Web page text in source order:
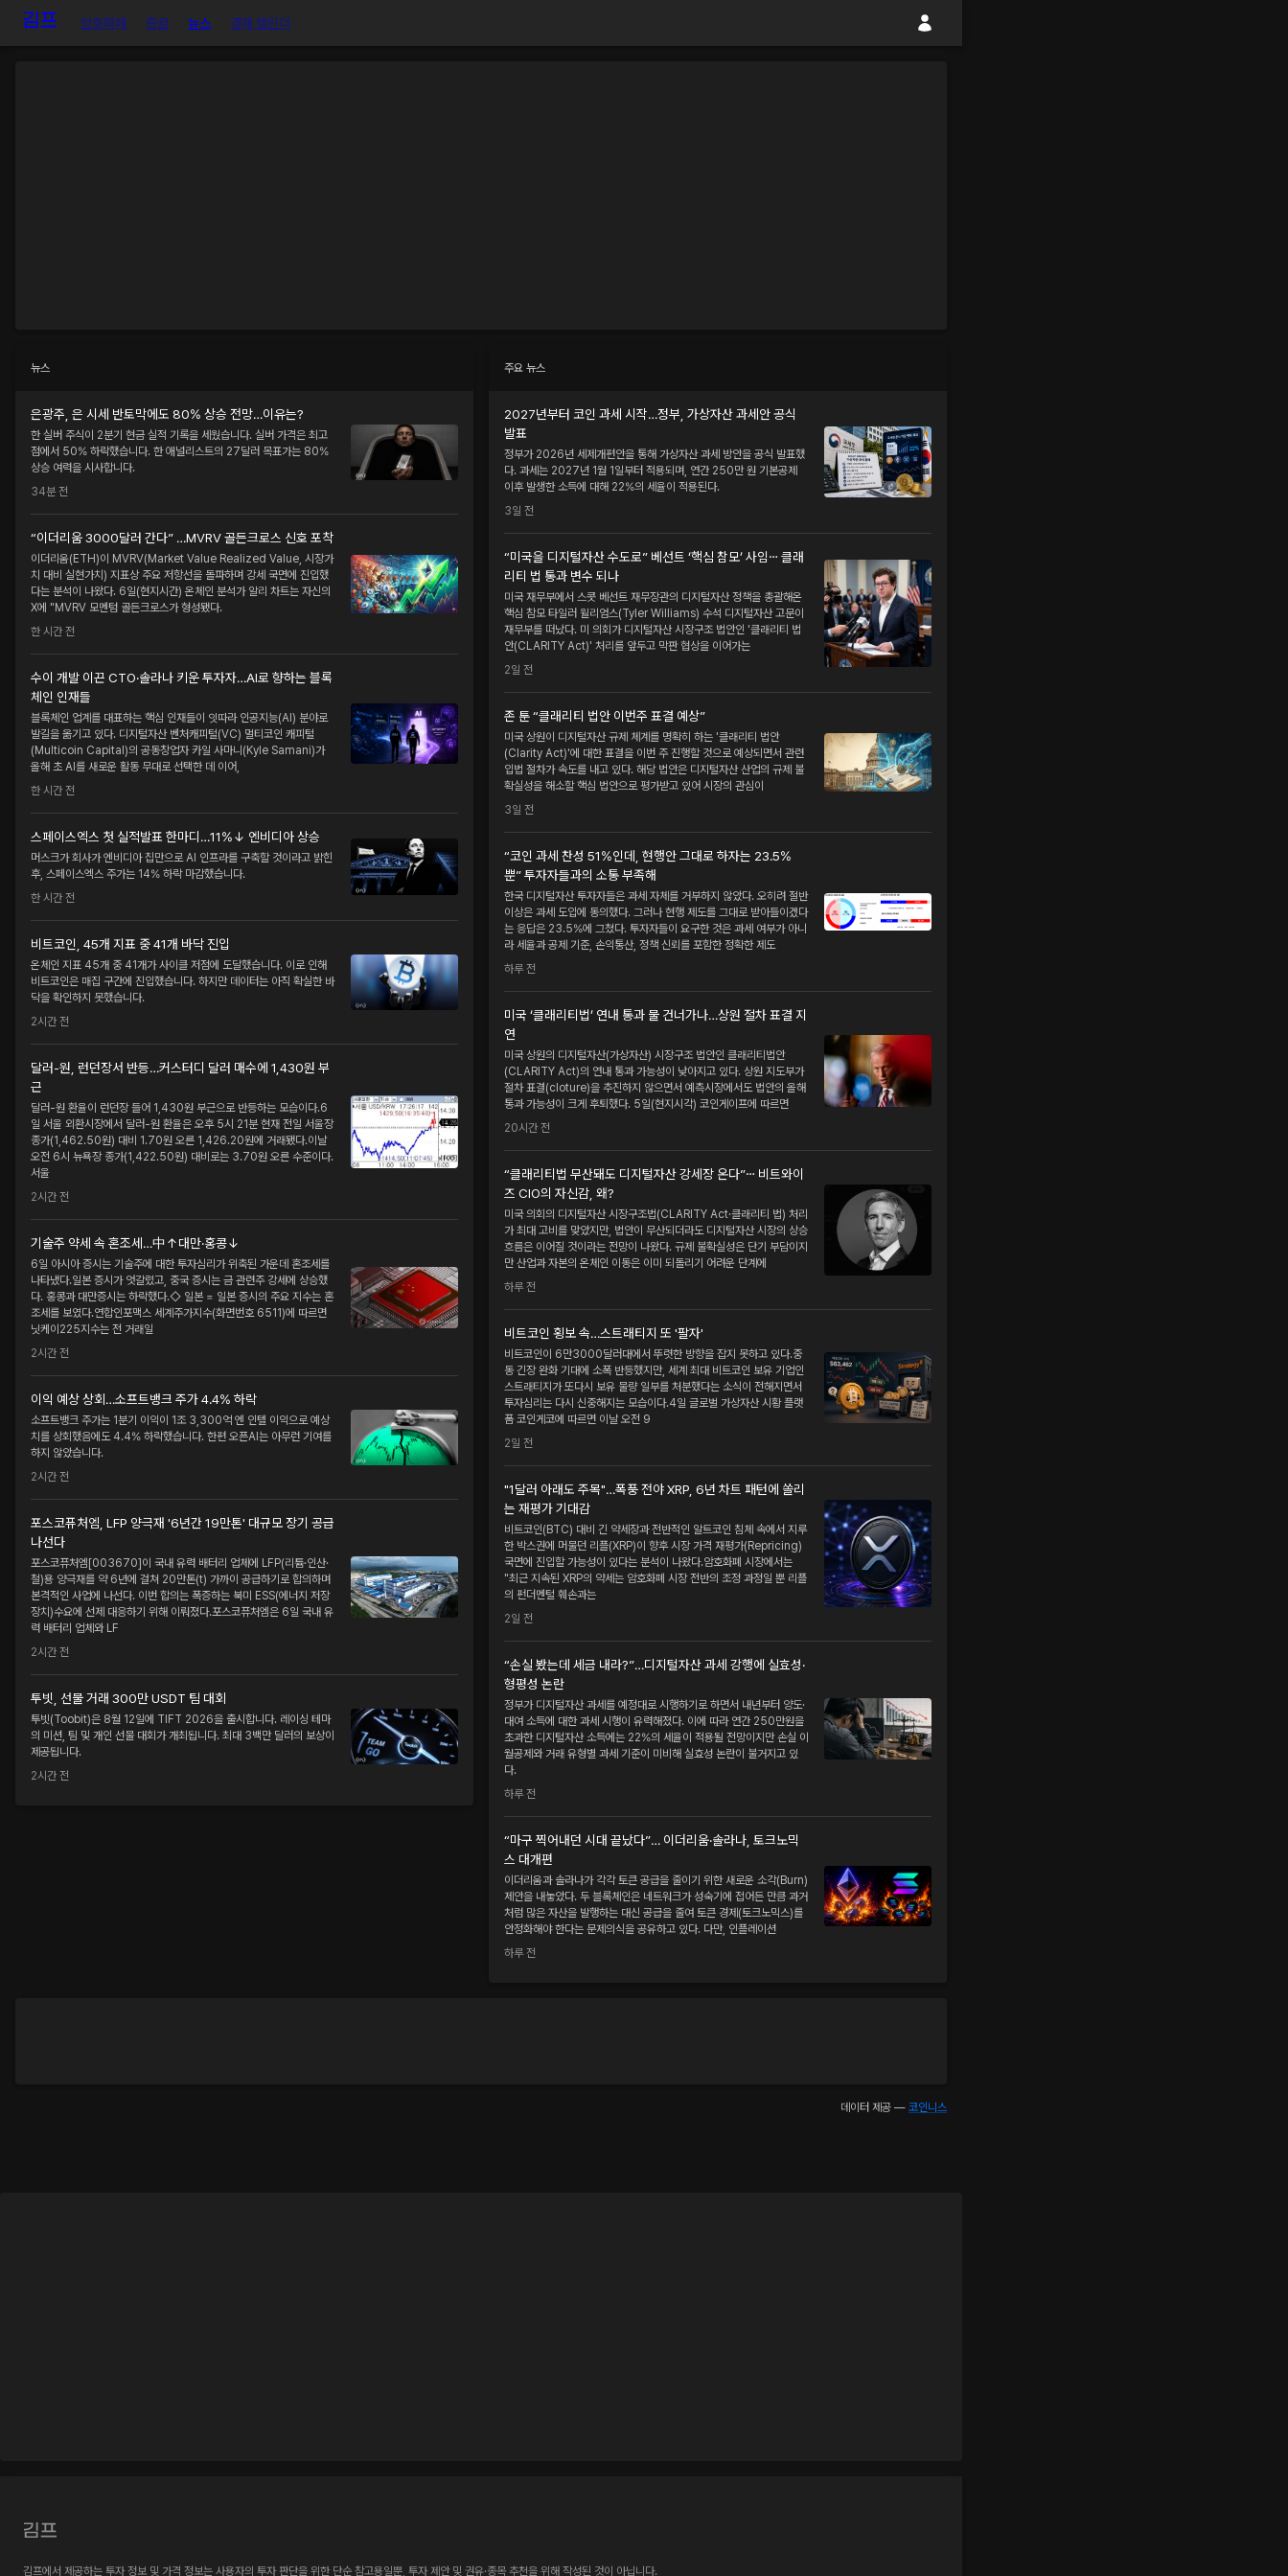
암호화폐 증권 뉴스 경제 캘린더
뉴스
은광주, 은 시세 반토막에도 80% 상승 전망…이유는?
한 실버 주식이 2분기 현금 실적 기록을 세웠습니다. 실버 가격은 최고
점에서 50% 하락했습니다. 한 애널리스트의 27달러 목표가는 80%
상승 여력을 시사합니다.
34분 전
“이더리움 3000달러 간다” …MVRV 골든크로스 신호 포착
이더리움(ETH)이 MVRV(Market Value Realized Value, 시장가
치 대비 실현가치) 지표상 주요 저항선을 돌파하며 강세 국면에 진입했
다는 분석이 나왔다. 6일(현지시간) 온체인 분석가 알리 차트는 자신의
X에 "MVRV 모멘텀 골든크로스가 형성됐다.
한 시간 전
수이 개발 이끈 CTO·솔라나 키운 투자자…AI로 향하는 블록
체인 인재들
블록체인 업계를 대표하는 핵심 인재들이 잇따라 인공지능(AI) 분야로
발길을 옮기고 있다. 디지털자산 벤처캐피털(VC) 멀티코인 캐피털
(Multicoin Capital)의 공동창업자 카일 사마니(Kyle Samani)가
올해 초 AI를 새로운 활동 무대로 선택한 데 이어,
한 시간 전
스페이스엑스 첫 실적발표 한마디…11%↓ 엔비디아 상승
머스크가 회사가 엔비디아 칩만으로 AI 인프라를 구축할 것이라고 밝힌
후, 스페이스엑스 주가는 14% 하락 마감했습니다.
한 시간 전
비트코인, 45개 지표 중 41개 바닥 진입
온체인 지표 45개 중 41개가 사이클 저점에 도달했습니다. 이로 인해
비트코인은 매집 구간에 진입했습니다. 하지만 데이터는 아직 확실한 바
닥을 확인하지 못했습니다.
2시간 전
달러-원, 런던장서 반등…커스터디 달러 매수에 1,430원 부
근
달러-원 환율이 런던장 들어 1,430원 부근으로 반등하는 모습이다.6
일 서울 외환시장에서 달러-원 환율은 오후 5시 21분 현재 전일 서울장
종가(1,462.50원) 대비 1.70원 오른 1,426.20원에 거래됐다.이날
오전 6시 뉴욕장 종가(1,422.50원) 대비로는 3.70원 오른 수준이다.
서울
2시간 전
기술주 약세 속 혼조세…中↑대만·홍콩↓
6일 아시아 증시는 기술주에 대한 투자심리가 위축된 가운데 혼조세를
나타냈다.일본 증시가 엇갈렸고, 중국 증시는 금 관련주 강세에 상승했
다. 홍콩과 대만증시는 하락했다.◇ 일본 = 일본 증시의 주요 지수는 혼
조세를 보였다.연합인포맥스 세계주가지수(화면번호 6511)에 따르면
닛케이225지수는 전 거래일
2시간 전
이익 예상 상회…소프트뱅크 주가 4.4% 하락
소프트뱅크 주가는 1분기 이익이 1조 3,300억 엔 인텔 이익으로 예상
치를 상회했음에도 4.4% 하락했습니다. 한편 오픈AI는 아무런 기여를
하지 않았습니다.
2시간 전
포스코퓨처엠, LFP 양극재 '6년간 19만톤' 대규모 장기 공급
나선다
포스코퓨처엠[003670]이 국내 유력 배터리 업체에 LFP(리튬·인산·
철)용 양극재를 약 6년에 걸쳐 20만톤(t) 가까이 공급하기로 합의하며
본격적인 사업에 나선다. 이번 합의는 폭증하는 북미 ESS(에너지 저장
장치)수요에 선제 대응하기 위해 이뤄졌다.포스코퓨처엠은 6일 국내 유
력 배터리 업체와 LF
2시간 전
투빗, 선물 거래 300만 USDT 팀 대회
투빗(Toobit)은 8월 12일에 TIFT 2026을 출시합니다. 레이싱 테마
의 미션, 팀 및 개인 선물 대회가 개최됩니다. 최대 3백만 달러의 보상이
제공됩니다.
2시간 전
주요 뉴스
2027년부터 코인 과세 시작…정부, 가상자산 과세안 공식
발표
정부가 2026년 세제개편안을 통해 가상자산 과세 방안을 공식 발표했
다. 과세는 2027년 1월 1일부터 적용되며, 연간 250만 원 기본공제
이후 발생한 소득에 대해 22%의 세율이 적용된다.
3일 전
“미국을 디지털자산 수도로” 베선트 ‘핵심 참모’ 사임⋯ 클래
리티 법 통과 변수 되나
미국 재무부에서 스콧 베선트 재무장관의 디지털자산 정책을 총괄해온
핵심 참모 타일러 윌리엄스(Tyler Williams) 수석 디지털자산 고문이
재무부를 떠났다. 미 의회가 디지털자산 시장구조 법안인 '클래리티 법
안(CLARITY Act)' 처리를 앞두고 막판 협상을 이어가는
2일 전
존 툰 “클래리티 법안 이번주 표결 예상”
미국 상원이 디지털자산 규제 체계를 명확히 하는 '클래리티 법안
(Clarity Act)'에 대한 표결을 이번 주 진행할 것으로 예상되면서 관련
입법 절차가 속도를 내고 있다. 해당 법안은 디지털자산 산업의 규제 불
확실성을 해소할 핵심 법안으로 평가받고 있어 시장의 관심이
3일 전
“코인 과세 찬성 51%인데, 현행안 그대로 하자는 23.5%
뿐” 투자자들과의 소통 부족해
한국 디지털자산 투자자들은 과세 자체를 거부하지 않았다. 오히려 절반
이상은 과세 도입에 동의했다. 그러나 현행 제도를 그대로 받아들이겠다
는 응답은 23.5%에 그쳤다. 투자자들이 요구한 것은 과세 여부가 아니
라 세율과 공제 기준, 손익통산, 정책 신뢰를 포함한 정확한 제도
하루 전
미국 ‘클래리티법’ 연내 통과 물 건너가나…상원 절차 표결 지
연
미국 상원의 디지털자산(가상자산) 시장구조 법안인 클래리티법안
(CLARITY Act)의 연내 통과 가능성이 낮아지고 있다. 상원 지도부가
절차 표결(cloture)을 추진하지 않으면서 예측시장에서도 법안의 올해
통과 가능성이 크게 후퇴했다. 5일(현지시각) 코인게이프에 따르면
20시간 전
“클래리티법 무산돼도 디지털자산 강세장 온다”⋯ 비트와이
즈 CIO의 자신감, 왜?
미국 의회의 디지털자산 시장구조법(CLARITY Act·클래리티 법) 처리
가 최대 고비를 맞았지만, 법안이 무산되더라도 디지털자산 시장의 상승
흐름은 이어질 것이라는 전망이 나왔다. 규제 불확실성은 단기 부담이지
만 산업과 자본의 온체인 이동은 이미 되돌리기 어려운 단계에
하루 전
비트코인 횡보 속…스트래티지 또 '팔자'
비트코인이 6만3000달러대에서 뚜렷한 방향을 잡지 못하고 있다.중
동 긴장 완화 기대에 소폭 반등했지만, 세계 최대 비트코인 보유 기업인
스트래티지가 또다시 보유 물량 일부를 처분했다는 소식이 전해지면서
투자심리는 다시 신중해지는 모습이다.4일 글로벌 가상자산 시황 플랫
폼 코인게코에 따르면 이날 오전 9
2일 전
"1달러 아래도 주목"…폭풍 전야 XRP, 6년 차트 패턴에 쏠리
는 재평가 기대감
비트코인(BTC) 대비 긴 약세장과 전반적인 알트코인 침체 속에서 지루
한 박스권에 머물던 리플(XRP)이 향후 시장 가격 재평가(Repricing)
국면에 진입할 가능성이 있다는 분석이 나왔다.암호화폐 시장에서는
"최근 지속된 XRP의 약세는 암호화폐 시장 전반의 조정 과정일 뿐 리플
의 펀더멘털 훼손과는
2일 전
“손실 봤는데 세금 내라?”…디지털자산 과세 강행에 실효성·
형평성 논란
정부가 디지털자산 과세를 예정대로 시행하기로 하면서 내년부터 양도·
대여 소득에 대한 과세 시행이 유력해졌다. 이에 따라 연간 250만원을
초과한 디지털자산 소득에는 22%의 세율이 적용될 전망이지만 손실 이
월공제와 거래 유형별 과세 기준이 미비해 실효성 논란이 불거지고 있
다.
하루 전
“마구 찍어내던 시대 끝났다”… 이더리움·솔라나, 토크노믹
스 대개편
이더리움과 솔라나가 각각 토큰 공급을 줄이기 위한 새로운 소각(Burn)
제안을 내놓았다. 두 블록체인은 네트워크가 성숙기에 접어든 만큼 과거
처럼 많은 자산을 발행하는 대신 공급을 줄여 토큰 경제(토크노믹스)를
안정화해야 한다는 문제의식을 공유하고 있다. 다만, 인플레이션
하루 전
데이터 제공 — 코인니스
김프에서 제공하는 투자 정보 및 가격 정보는 사용자의 투자 판단을 위한 단순 참고용일뿐, 투자 제안 및 권유·종목 추천을 위해 작성된 것이 아닙니다.